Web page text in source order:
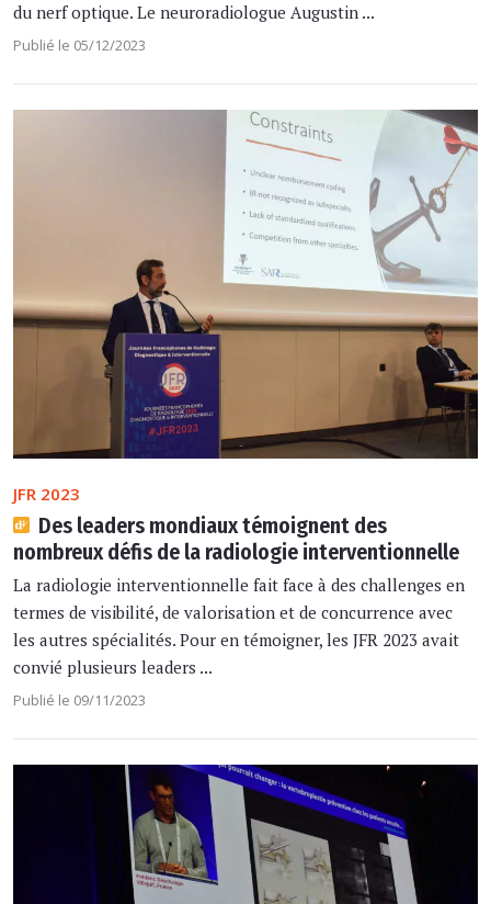
du nerf optique. Le neuroradiologue Augustin ...
Publié le 05/12/2023
JFR 2023
Des leaders mondiaux témoignent des
nombreux défis de la radiologie interventionnelle
La radiologie interventionnelle fait face à des challenges en
termes de visibilité, de valorisation et de concurrence avec
les autres spécialités. Pour en témoigner, les JFR 2023 avait
convié plusieurs leaders ...
Publié le 09/11/2023